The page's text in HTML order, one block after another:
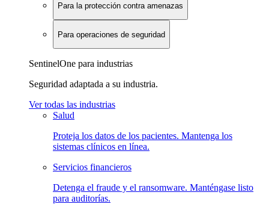
Para la protección contra amenazas
Para operaciones de seguridad
SentinelOne para industrias
Seguridad adaptada a su industria.
Ver todas las industrias
Salud
Proteja los datos de los pacientes. Mantenga los
sistemas clínicos en línea.
Servicios financieros
Detenga el fraude y el ransomware. Manténgase listo
para auditorías.